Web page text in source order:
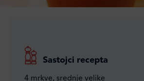
Sastojci recepta
4 mrkve, srednje velike